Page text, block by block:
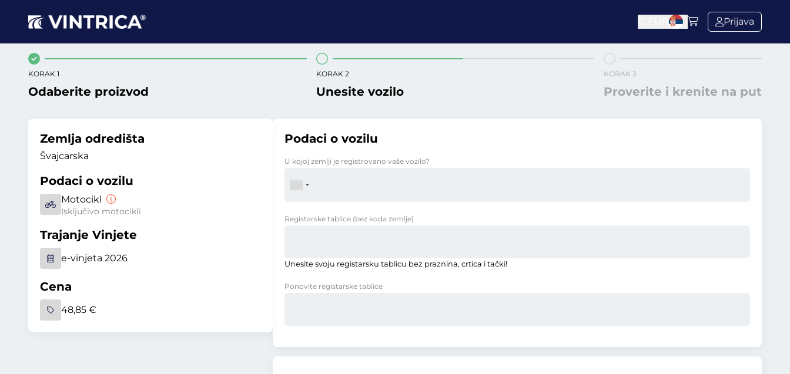
Prijava
KORAK 1
Odaberite proizvod
KORAK 2
Unesite vozilo
KORAK 3
Proverite i krenite na put
Zemlja odredišta
Švajcarska
Podaci o vozilu
Motocikl
Isključivo motocikli
Trajanje Vinjete
e-vinjeta 2026
Cena
48,85 €
Podaci o vozilu
U kojoj zemlji je registrovano vaše vozilo?
Registarske tablice (bez koda zemlje)
Unesite svoju registarsku tablicu bez praznina, crtica i tački!
Ponovite registarske tablice